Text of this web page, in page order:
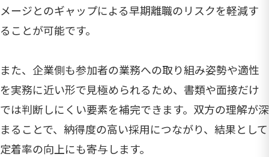
メージとのギャップによる早期離職のリスクを軽減す
ることが可能です。
また、企業側も参加者の業務への取り組み姿勢や適性
を実務に近い形で見極められるため、書類や面接だけ
では判断しにくい要素を補完できます。双方の理解が深
まることで、納得度の高い採用につながり、結果として
定着率の向上にも寄与します。